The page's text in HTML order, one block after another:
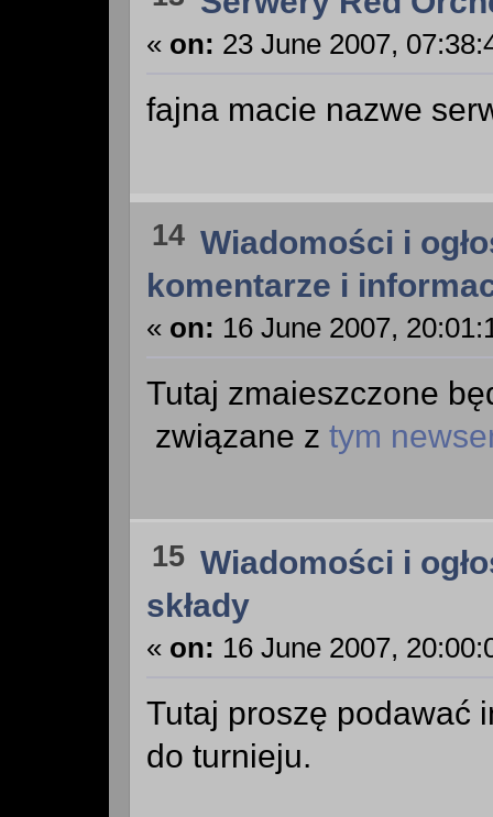
« on: 23 June 2007,
fajna macie nazwe
14 Wiadomości i
komentarze i
« on: 16 June 2007,
Tutaj zmaieszczone
związane z tym
15 Wiadomości i
składy
« on: 16 June 2007,
Tutaj proszę podawać
do turnieju.